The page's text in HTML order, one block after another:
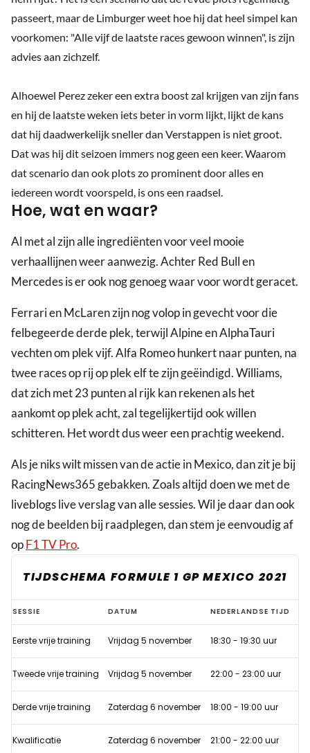
passeert, maar de Limburger weet hoe hij dat heel simpel kan
voorkomen: "Alle vijf de laatste races gewoon winnen", is zijn
advies aan zichzelf.
Alhoewel Perez zeker een extra boost zal krijgen van zijn fans
en hij de laatste weken iets beter in vorm lijkt, lijkt de kans
dat hij daadwerkelijk sneller dan Verstappen is niet groot.
Dat was hij dit seizoen immers nog geen een keer. Waarom
dat scenario dan ook plots zo prominent door alles en
iedereen wordt voorspeld, is ons een raadsel.
Hoe, wat en waar?
Al met al zijn alle ingrediënten voor veel mooie
verhaallijnen weer aanwezig. Achter Red Bull en
Mercedes is er ook nog genoeg waar voor wordt geracet.
Ferrari en McLaren zijn nog volop in gevecht voor die
felbegeerde derde plek, terwijl Alpine en AlphaTauri
vechten om plek vijf. Alfa Romeo hunkert naar punten, na
twee races op rij op plek elf te zijn geëindigd. Williams,
dat zich met 23 punten al rijk kan rekenen als het
aankomt op plek acht, zal tegelijkertijd ook willen
schitteren. Het wordt dus weer een prachtig weekend.
Als je niks wilt missen van de actie in Mexico, dan zit je bij
RacingNews365 gebakken. Zoals altijd doen we met de
liveblogs live verslag van alle sessies. Wil je daar dan ook
nog de beelden bij raadplegen, dan stem je eenvoudig af
opF1 TV Pro.
TIJDSCHEMA FORMULE 1 GP MEXICO 2021
Gedoodverfde
favoriet
Verstappen
op
hoede
voor
Hamilton
SESSIE DATUM NEDERLANDSE TIJD
Eerste vrije training Vrijdag 5 november 18:30 - 19:30 uur
Tweede vrije training Vrijdag 5 november 22:00 - 23:00 uur
Derde vrije training Zaterdag 6 november 18:00 - 19:00 uur
Kwalificatie Zaterdag 6 november 21:00 - 22:00 uur